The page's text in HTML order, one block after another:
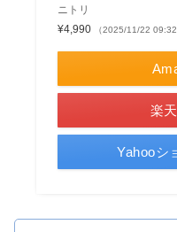
ニトリ
¥4,990
（2025/11/22
楽
Yahooシ